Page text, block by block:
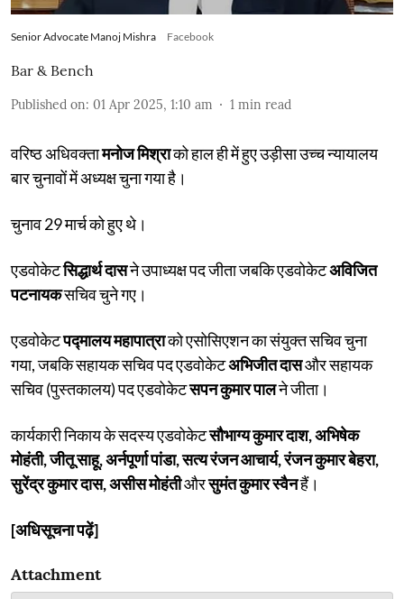
Senior Advocate Manoj Mishra Facebook
Bar & Bench
Published on: 01 Apr 2025, 1:10 am 1 min read
वरिष्ठ अधिवक्तामनोज मिश्राको हाल ही में हुए उड़ीसा उच्च न्यायालय
बार चुनावों में अध्यक्ष चुना गया है।
चुनाव 29 मार्च को हुए थे।
एडवोकेटसिद्धार्थ दासने उपाध्यक्ष पद जीता जबकि एडवोकेटअविजित
पटनायकसचिव चुने गए।
एडवोकेटपद्मालय महापात्राको एसोसिएशन का संयुक्त सचिव चुना
गया, जबकि सहायक सचिव पद एडवोकेटअभिजीत दासऔर सहायक
सचिव (पुस्तकालय) पद एडवोकेटसपन कुमार पालने जीता।
कार्यकारी निकाय के सदस्य एडवोकेटसौभाग्य कुमार दाश, अभिषेक
मोहंती, जीतू साहू, अर्नपूर्णा पांडा, सत्य रंजन आचार्य, रंजन कुमार बेहरा,
सुरेंद्र कुमार दास, असीस मोहंतीऔरसुमंत कुमार स्वैनहैं।
[अधिसूचना पढ़ें]
Attachment